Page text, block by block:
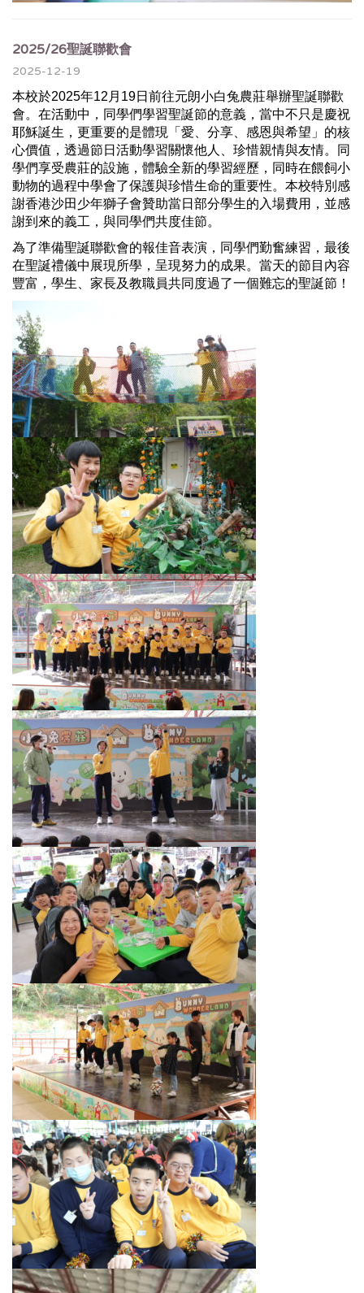
2025/26聖誕聯歡會
2025-12-19
本校於2025年12月19日前往元朗小白兔農莊舉辦聖誕聯歡
會。在活動中，同學們學習聖誕節的意義，當中不只是慶祝
耶穌誕生， 更重要的是體現「愛、分享、感恩與希望」的核
心價值， 透過節日活動學習關懷他人、珍惜親情與友情。
同
學們享受農莊的設施，體驗全新的學習經歷， 同時在餵飼小
動物的過程中學會了保護與珍惜生命的重要性。 本校特別感
謝香港沙田少年獅子會贊助當日部分學生的入場費用， 並感
謝到來的義工，與同學們共度佳節。
為了準備聖誕聯歡會的報佳音表演，同學們勤奮練習， 最後
在聖誕禮儀中展現所學，呈現努力的成果。 當天的節目內容
豐富，學生、 家長及教職員共同度過了一個難忘的聖誕節！